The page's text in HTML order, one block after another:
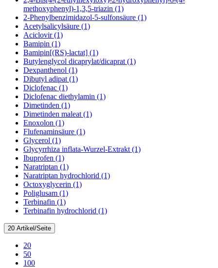
methoxyphenyl)-1,3,5-triazin (1)
2-Phenylbenzimidazol-5-sulfonsäure (1)
Acetylsalicylsäure (1)
Aciclovir (1)
Bamipin (1)
Bamipin[(RS)-lactat] (1)
Butylenglycol dicaprylat/dicaprat (1)
Dexpanthenol (1)
Dibutyl adipat (1)
Diclofenac (1)
Diclofenac diethylamin (1)
Dimetinden (1)
Dimetinden maleat (1)
Enoxolon (1)
Flufenaminsäure (1)
Glycerol (1)
Glycyrrhiza inflata-Wurzel-Extrakt (1)
Ibuprofen (1)
Naratriptan (1)
Naratriptan hydrochlorid (1)
Octoxyglycerin (1)
Poliglusam (1)
Terbinafin (1)
Terbinafin hydrochlorid (1)
20 Artikel/Seite
20
50
100